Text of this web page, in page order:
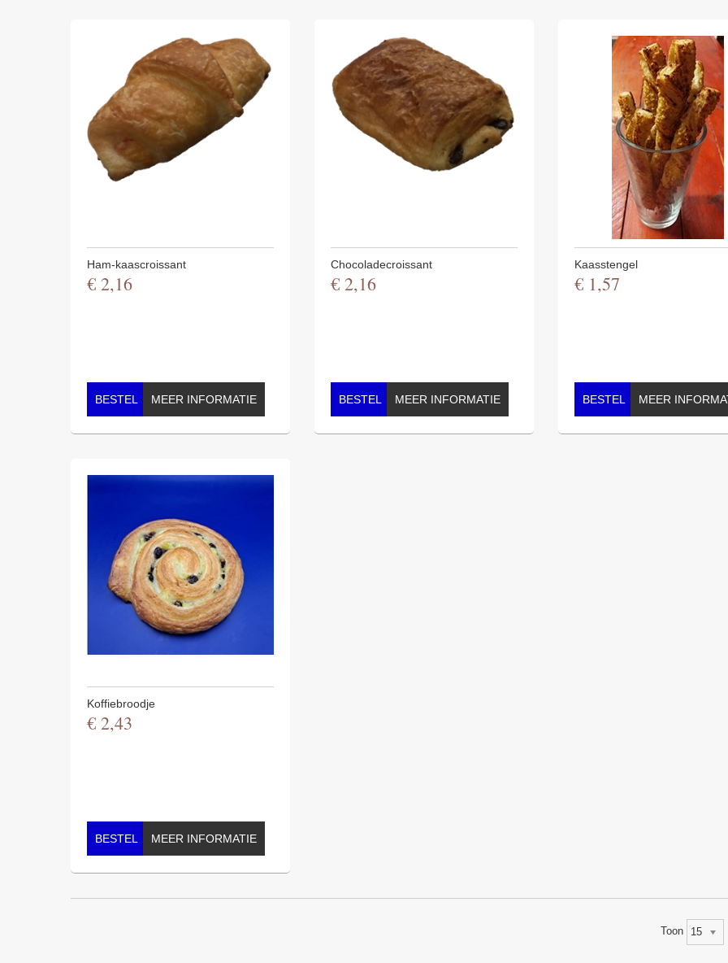
Ham-kaascroissant
€ 2,16
BESTEL MEER INFORMATIE
Chocoladecroissant
€ 2,16
BESTEL MEER INFORMATIE
Kaasstengel
€ 1,57
BESTEL MEER
Koffiebroodje
€ 2,43
BESTEL MEER INFORMATIE
Toon 15